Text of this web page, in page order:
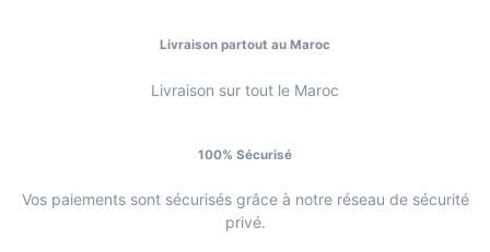
Livraison partout au Maroc
Livraison sur tout le Maroc
100% Sécurisé
Vos paiements sont sécurisés grâce à notre réseau de sécurité
privé.